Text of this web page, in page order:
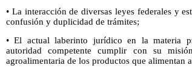
• La interacción de diversas leyes federales y
confusión y duplicidad de trámites;
• El actual laberinto jurídico en la materia
autoridad competente cumplir con su
agroalimentaria de los productos que alimentan